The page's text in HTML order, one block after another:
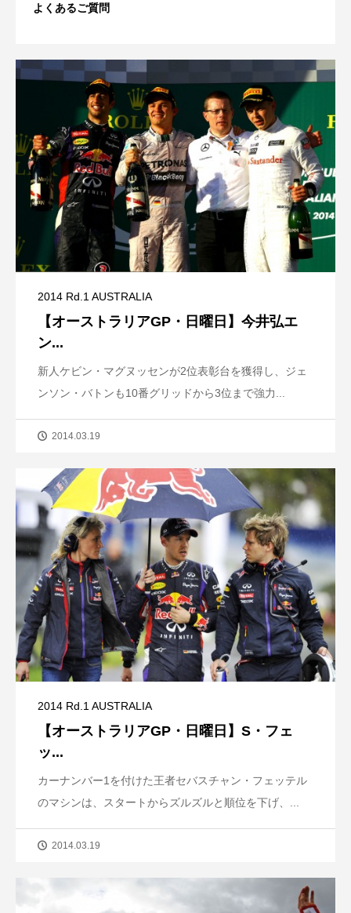
よくあるご質問
2014 Rd.1 AUSTRALIA
【オーストラリアGP・日曜日】今井弘エ
ン...
新人ケビン・マグヌッセンが2位表彰台を獲得し、ジェ
ンソン・バトンも10番グリッドから3位まで強力...
2014.03.19
2014 Rd.1 AUSTRALIA
【オーストラリアGP・日曜日】S・フェ
ッ...
カーナンバー1を付けた王者セバスチャン・フェッテル
のマシンは、スタートからズルズルと順位を下げ、...
2014.03.19